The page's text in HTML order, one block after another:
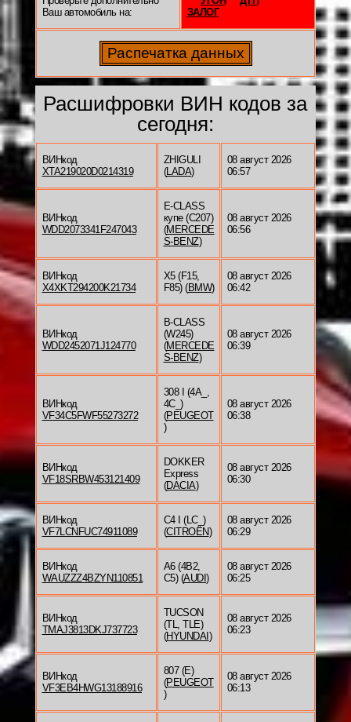
Ваш автомобиль на:
ЗАЛОГ
Расшифровки ВИН кодов за
сегодня:
ВИНкод
XTA219020D0214319
ZHIGULI
(LADA)
08 август 2026
06:57
ВИНкод
WDD2073341F247043
E-CLASS
купе (C207)
(MERCEDE
S-BENZ)
08 август 2026
06:56
ВИНкод
X4XKT294200K21734
X5 (F15,
F85) (BMW)
08 август 2026
06:42
ВИНкод
WDD2452071J124770
B-CLASS
(W245)
(MERCEDE
S-BENZ)
08 август 2026
06:39
ВИНкод
VF34C5FWF55273272
308 I (4A_,
4C_)
(PEUGEOT
)
08 август 2026
06:38
ВИНкод
VF18SRBW453121409
DOKKER
Express
(DACIA)
08 август 2026
06:30
ВИНкод
VF7LCNFUC74911089
C4 I (LC_)
(CITROËN)
08 август 2026
06:29
ВИНкод
WAUZZZ4BZYN110851
A6 (4B2,
C5) (AUDI )
08 август 2026
06:25
ВИНкод
TMAJ3813DKJ737723
TUCSON
(TL, TLE)
(HYUNDAI )
08 август 2026
06:23
ВИНкод
VF3EB4HWG13188916
807 (E)
(PEUGEOT
)
08 август 2026
06:13